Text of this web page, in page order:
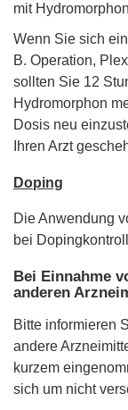
mit
Wenn Sie sich
B. Operation,
sollten Sie 12
Hydromorphon
Dosis neu
Ihren Arzt
Doping
Die Anwendung
bei
Bei Einnahme
anderen
Bitte informieren
andere
kurzem
sich um nicht